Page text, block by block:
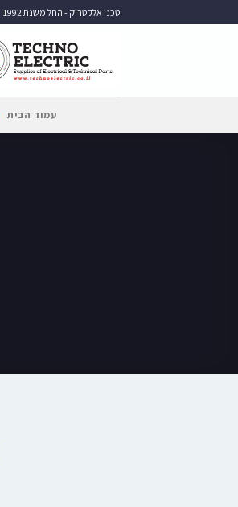
טכנו אלקטריק - החל משנת 1992
עמוד הבית